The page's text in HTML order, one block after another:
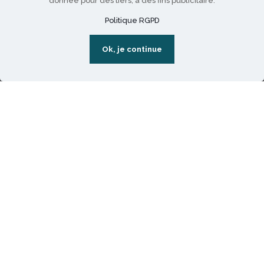
Tout sur l’alternance
Trouver une entreprise
Politique RGPD
Ok, je continue